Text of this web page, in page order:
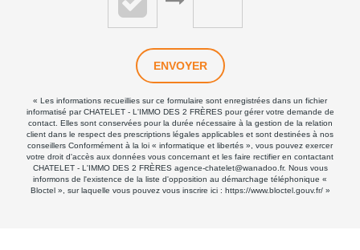
ENVOYER
« Les informations recueillies sur ce formulaire sont enregistrées dans un fichier
informatisé par CHATELET - L'IMMO DES 2 FRÈRES pour gérer votre demande de
contact. Elles sont conservées pour la durée nécessaire à la gestion de la relation
client dans le respect des prescriptions légales applicables et sont destinées à nos
conseillers Conformément à la loi « informatique et libertés », vous pouvez exercer
votre droit d'accès aux données vous concernant et les faire rectifier en contactant
CHATELET - L'IMMO DES 2 FRÈRES agence-chatelet@wanadoo.fr. Nous vous
informons de l'existence de la liste d'opposition au démarchage téléphonique «
Bloctel », sur laquelle vous pouvez vous inscrire ici : https://www.bloctel.gouv.fr/»